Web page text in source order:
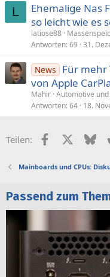
L
Ehemalige Nas
so leicht wie es
latiose88
Antworten 69 31.
News
Für mehr
von Apple
Mahir Automotive
Antworten 64 18.
Teilen: Facebook
X
Mainboards und CPUs:
Passend zum